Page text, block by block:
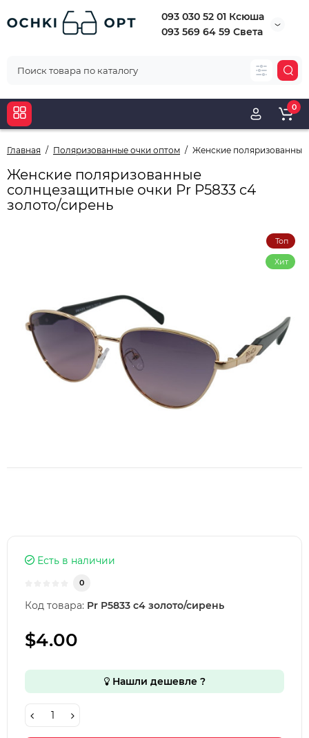
093 030 52 01 Ксюша
093 569 64 59 Света
0
Главная Поляризованные очки оптом Женские поляризованные
Женские поляризованные
солнцезащитные очки Pr P5833 c4
золото/сирень
Топ
Хит
Есть в наличии
0
Код товара: Pr P5833 c4 золото/сирень
$4.00
Нашли дешевле ?